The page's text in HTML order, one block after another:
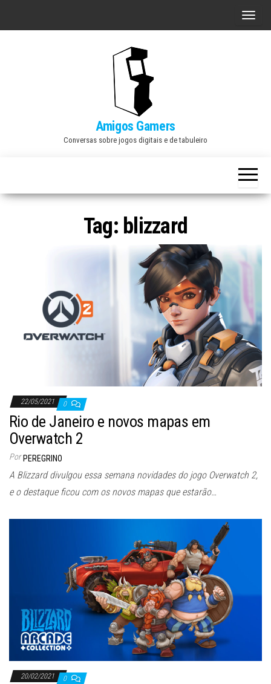
A
a
v
Amigos Gamers
Conversas sobre jogos digitais e de tabuleiro
Tag: blizzard
22/05/2021 0
Rio de Janeiro e novos mapas em
Overwatch 2
Por PEREGRINO
A Blizzard divulgou essa semana novidades do jogo Overwatch 2,
e o destaque ficou com os novos mapas que estarão…
20/02/2021 0